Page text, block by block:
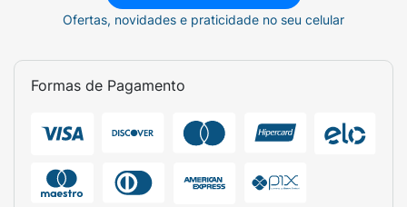
Ofertas, novidades e praticidade no seu celular
Formas de Pagamento